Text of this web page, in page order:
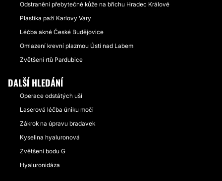
Odstranění přebytečné kůže na břichu Hradec Králové
Plastika paží Karlovy Vary
Léčba akné České Budějovice
Omlazení krevní plazmou Ústí nad Labem
Zvětšení rtů Pardubice
DALŠÍ HLEDÁNÍ
Operace odstátých uší
Laserová léčba úniku moči
Zákrok na úpravu bradavek
Kyselina hyaluronová
Zvětšení bodu G
Hyaluronidáza